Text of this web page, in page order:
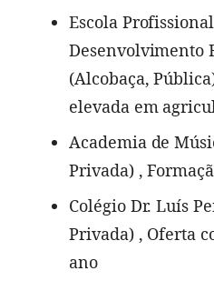
Escola
Desenvolvimento
(Alcobaça,
elevada em
Academia de
Privada) ,
Colégio Dr. Luís
Privada) , Oferta
ano